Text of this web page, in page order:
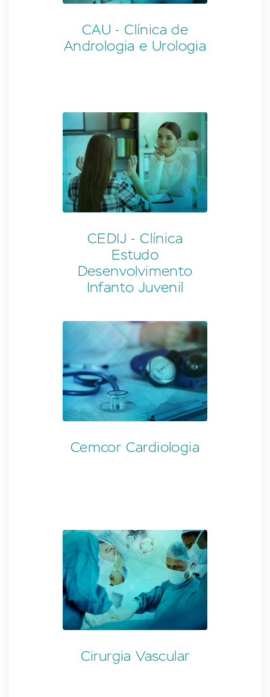
CAU - Clínica de
Andrologia e Urologia
CEDIJ - Clínica
Estudo
Desenvolvimento
Infanto Juvenil
Cemcor Cardiologia
Cirurgia Vascular